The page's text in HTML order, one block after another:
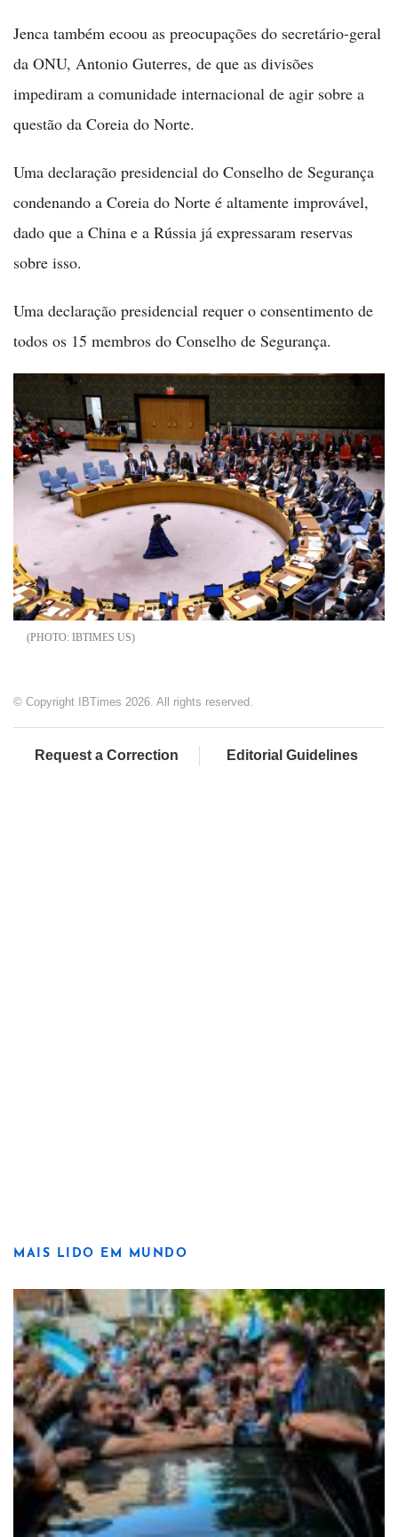
Jenca também ecoou as preocupações do secretário-geral
da ONU, Antonio Guterres, de que as divisões
impediram a comunidade internacional de agir sobre a
questão da Coreia do Norte.
Uma declaração presidencial do Conselho de Segurança
condenando a Coreia do Norte é altamente improvável,
dado que a China e a Rússia já expressaram reservas
sobre isso.
Uma declaração presidencial requer o consentimento de
todos os 15 membros do Conselho de Segurança.
IBTIMES US
© Copyright IBTimes 2026. All rights reserved.
Request a Correction Editorial Guidelines
MAIS LIDO EM MUNDO